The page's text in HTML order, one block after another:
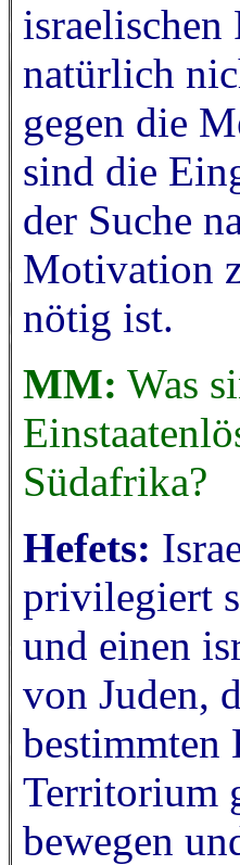
israelischen
natürlich
gegen die
sind die
der Suche
Motivation
nötig ist.
MM: Was
Südafrika?
Hefets:
privilegiert
und einen
von Juden,
bestimmten
Territorium
bewegen